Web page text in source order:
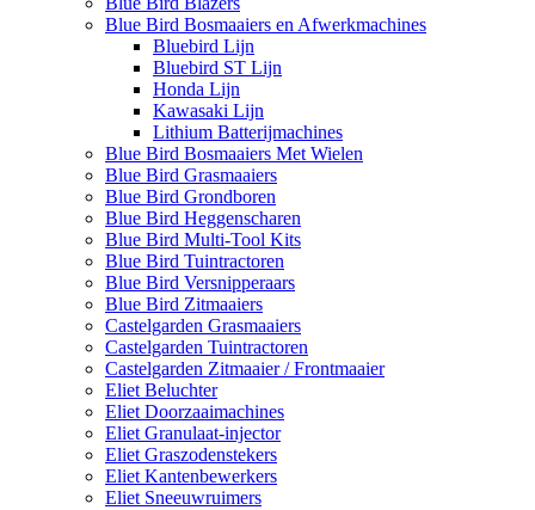
Blue Bird Bosmaaiers en Afwerkmachines
Bluebird Lijn
Bluebird ST Lijn
Honda Lijn
Kawasaki Lijn
Lithium Batterijmachines
Blue Bird Bosmaaiers Met Wielen
Blue Bird Grasmaaiers
Blue Bird Grondboren
Blue Bird Heggenscharen
Blue Bird Multi-Tool Kits
Blue Bird Tuintractoren
Blue Bird Versnipperaars
Blue Bird Zitmaaiers
Castelgarden Grasmaaiers
Castelgarden Tuintractoren
Castelgarden Zitmaaier / Frontmaaier
Eliet Beluchter
Eliet Doorzaaimachines
Eliet Granulaat-injector
Eliet Graszodenstekers
Eliet Kantenbewerkers
Eliet Sneeuwruimers